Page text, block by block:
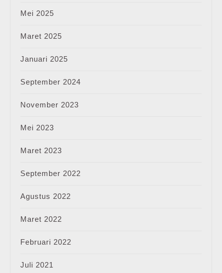
Mei 2025
Maret 2025
Januari 2025
September 2024
November 2023
Mei 2023
Maret 2023
September 2022
Agustus 2022
Maret 2022
Februari 2022
Juli 2021